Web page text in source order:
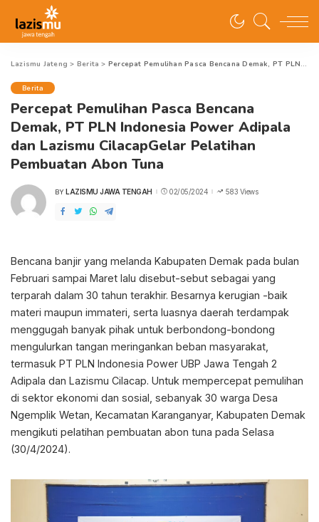
Lazismu Jateng > Berita > Percepat Pemulihan Pasca Bencana Demak, PT PLN Indonesia Power Adipala dan Lazismu CilacapGelar Pelatihan Pembuatan Abon Tuna
Berita
Percepat Pemulihan Pasca Bencana
Demak, PT PLN Indonesia Power Adipala
dan Lazismu CilacapGelar Pelatihan
Pembuatan Abon Tuna
POSTED
BY LAZISMU JAWA TENGAH 02/05/2024 583 Views
Bencana banjir yang melanda Kabupaten Demak pada bulan
Februari sampai Maret lalu disebut-sebut sebagai yang
terparah dalam 30 tahun terakhir. Besarnya kerugian -baik
materi maupun immateri, serta luasnya daerah terdampak
menggugah banyak pihak untuk berbondong-bondong
mengulurkan tangan meringankan beban masyarakat,
termasuk PT PLN Indonesia Power UBP Jawa Tengah 2
Adipala dan Lazismu Cilacap. Untuk mempercepat pemulihan
di sektor ekonomi dan sosial, sebanyak 30 warga Desa
Ngemplik Wetan, Kecamatan Karanganyar, Kabupaten Demak
mengikuti pelatihan pembuatan abon tuna pada Selasa
(30/4/2024).